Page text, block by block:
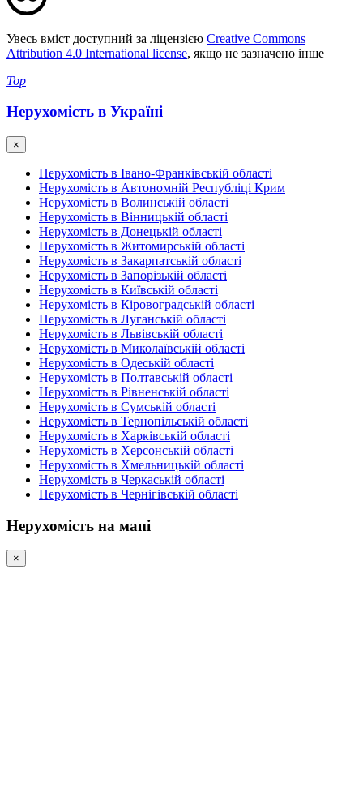
Увесь вміст доступний за ліцензією Creative Commons
Attribution 4.0 International license, якщо не зазначено інше
Top
Нерухомість в Україні
×
Нерухомість в Івано-Франківській області
Нерухомість в Автономній Республіці Крим
Нерухомість в Волинській області
Нерухомість в Вінницькій області
Нерухомість в Донецькій області
Нерухомість в Житомирській області
Нерухомість в Закарпатській області
Нерухомість в Запорізькій області
Нерухомість в Київській області
Нерухомість в Кіровоградській області
Нерухомість в Луганській області
Нерухомість в Львівській області
Нерухомість в Миколаївській області
Нерухомість в Одеській області
Нерухомість в Полтавській області
Нерухомість в Рівненській області
Нерухомість в Сумській області
Нерухомість в Тернопільській області
Нерухомість в Харківській області
Нерухомість в Херсонській області
Нерухомість в Хмельницькій області
Нерухомість в Черкаській області
Нерухомість в Чернігівській області
Нерухомість на мапі
×